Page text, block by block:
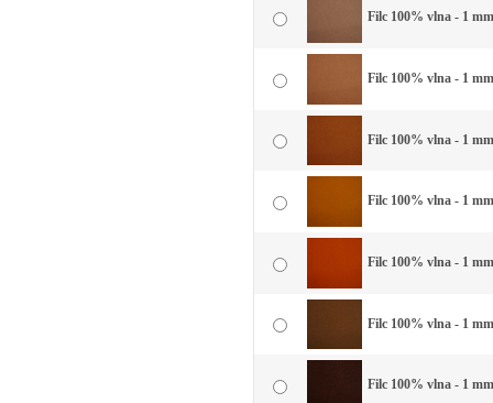
Filc 100% vlna - 1
Filc 100% vlna - 1
Filc 100% vlna - 1
Filc 100% vlna - 1
Filc 100% vlna - 1
Filc 100% vlna - 1
Filc 100% vlna - 1